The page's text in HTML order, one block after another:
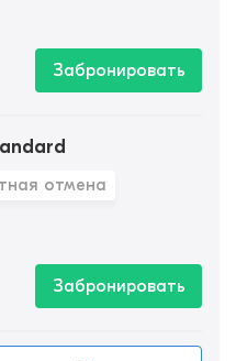
Забронировать
отмена
Забронировать